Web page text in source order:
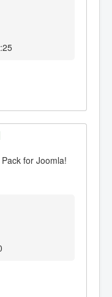
for Joomla!